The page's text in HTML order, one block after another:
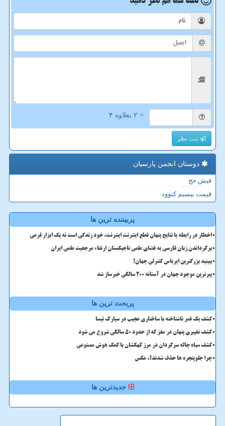
= ۲ بعلاوه ۴
ثبت نظر
دوستان انجمن پارسیان
فیش حج
قیمت بیسیم کنوود
پربیننده ترین ها
اخطار در رابطه با نتایج پنهان قطع اینترنت اینترنت، خود زندگی است نه یک ابزار فرعی
برگرداندن زبان فارسی به فضای علمی تاجیکستان ارتقاء مرجعیت علمی ایران
ببینید بزرگترین ایرباس کنترلی جهان!
پیرترین موجود جهان در آستانه ۲۰۰ سالگی خبرساز شد
پربحث ترین ها
کشف یک قمر ناشناخته با ساختاری عجیب در سیارک نیسا
کشف تغییری پنهان در مغز که از حدود 50 سالگی شروع می شود
کشف سیاه چاله سرگردان در مرز کهکشان با کمک هوش مصنوعی
چرا جلوپنجره ها حذف شدند؟، عکس
جدیدترین ها